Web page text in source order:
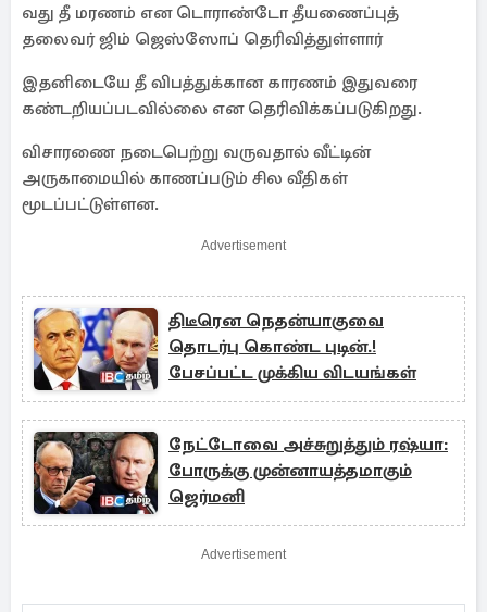
வது தீ மரணம் என டொராண்டோ தீயணைப்புத்
தலைவர் ஜிம் ஜெஸ்ஸோப் தெரிவித்துள்ளார்
இதனிடையே தீ விபத்துக்கான காரணம் இதுவரை
கண்டறியப்படவில்லை என தெரிவிக்கப்படுகிறது.
விசாரணை நடைபெற்று வருவதால் வீட்டின்
அருகாமையில் காணப்படும் சில வீதிகள்
மூடப்பட்டுள்ளன.
Advertisement
திடீரென நெதன்யாகுவை
தொடர்பு கொண்ட புடின்.!
பேசப்பட்ட முக்கிய விடயங்கள்
நேட்டோவை அச்சுறுத்தும் ரஷ்யா:
போருக்கு முன்னாயத்தமாகும்
ஜெர்மனி
Advertisement